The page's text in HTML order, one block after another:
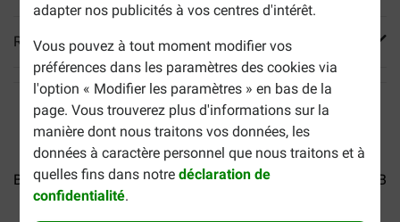
adapter nos publicités à vos centres d'intérêt.
Vous pouvez à tout moment modifier vos
préférences dans les paramètres des cookies via
l'option « Modifier les paramètres » en bas de la
page. Vous trouverez plus d'informations sur la
manière dont nous traitons vos données, les
données à caractère personnel que nous traitons et à
quelles fins dans notredéclaration de
confidentialité.
Reviews
Brekz Snacks - Saucisse... Brekz Snacks - Spaghetti...